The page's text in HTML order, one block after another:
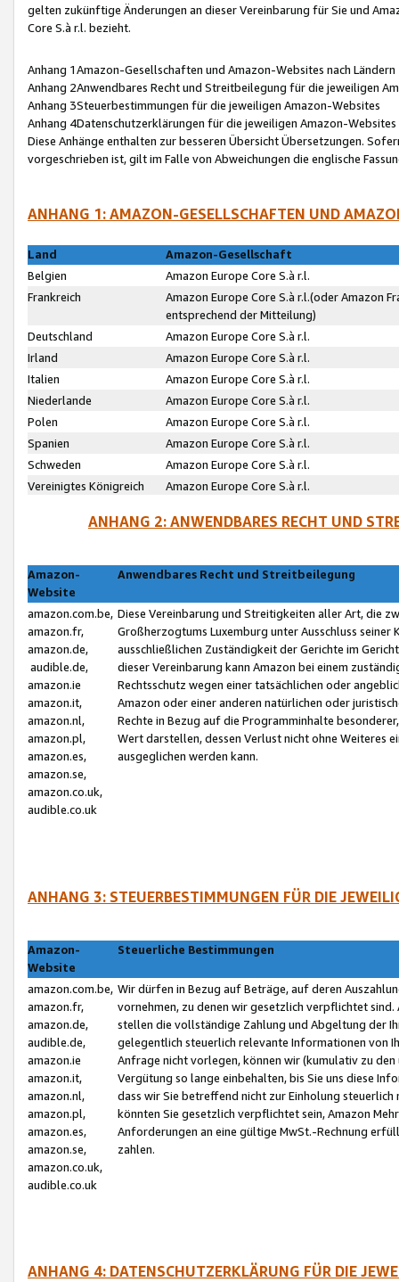
gelten zukünftige Änderungen an dieser Vereinbarung für Sie und
Core S.à r.l. bezieht.
Anhang 1Amazon-Gesellschaften und Amazon-Websites nach Ländern
Anhang 2Anwendbares Recht und Streitbeilegung für die jeweiligen
Anhang 3Steuerbestimmungen für die jeweiligen Amazon-Websites
Anhang 4Datenschutzerklärungen für die jeweiligen Amazon-Websites
Diese Anhänge enthalten zur besseren Übersicht Übersetzungen.
vorgeschrieben ist, gilt im Falle von Abweichungen die englische
ANHANG 1: AMAZON-GESELLSCHAFTEN UND
Land
Amazon-Gesellschaft
Belgien
Amazon Europe Core S.à r.l.
Frankreich
Amazon Europe Core S.à r.l.(oder Amazon
entsprechend der Mitteilung)
Deutschland
Amazon Europe Core S.à r.l.
Irland
Amazon Europe Core S.à r.l.
Italien
Amazon Europe Core S.à r.l.
Niederlande
Amazon Europe Core S.à r.l.
Polen
Amazon Europe Core S.à r.l.
Spanien
Amazon Europe Core S.à r.l.
Schweden
Amazon Europe Core S.à r.l.
Vereinigtes Königreich
Amazon Europe Core S.à r.l.
ANHANG 2: ANWENDBARES RECHT UND
Amazon-
Website
Anwendbares Recht und Streitbeilegung
amazon.com.be,
amazon.fr,
amazon.de,
audible.de,
amazon.ie
amazon.it,
amazon.nl,
amazon.pl,
amazon.es,
amazon.se,
amazon.co.uk,
audible.co.uk
Diese Vereinbarung und Streitigkeiten aller Art, die
Großherzogtums Luxemburg unter Ausschluss
ausschließlichen Zuständigkeit der Gerichte im
dieser Vereinbarung kann Amazon bei einem
Rechtsschutz wegen einer tatsächlichen oder
Amazon oder einer anderen natürlichen oder
Rechte in Bezug auf die Programminhalte
Wert darstellen, dessen Verlust nicht ohne Weiteres
ausgeglichen werden kann.
ANHANG 3: STEUERBESTIMMUNGEN FÜR DIE
Amazon-
Website
Steuerliche Bestimmungen
amazon.com.be,
amazon.fr,
amazon.de,
audible.de,
amazon.ie
amazon.it,
amazon.nl,
amazon.pl,
amazon.es,
amazon.se,
amazon.co.uk,
audible.co.uk
Wir dürfen in Bezug auf Beträge, auf deren
vornehmen, zu denen wir gesetzlich verpflichtet
stellen die vollständige Zahlung und Abgeltung der
gelegentlich steuerlich relevante Informationen von
Anfrage nicht vorlegen, können wir (kumulativ zu
Vergütung so lange einbehalten, bis Sie uns diese
dass wir Sie betreffend nicht zur Einholung
könnten Sie gesetzlich verpflichtet sein, Amazon
Anforderungen an eine gültige MwSt.-Rechnung
zahlen.
ANHANG 4: DATENSCHUTZERKLÄRUNG FÜR DIE